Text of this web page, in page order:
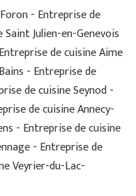
- Entreprise de
Julien-en-Genevois
de cuisine Aime
- Entreprise de
de cuisine Seynod -
de cuisine Annecy-
- Entreprise de cuisine
- Entreprise de
Veyrier-du-Lac-